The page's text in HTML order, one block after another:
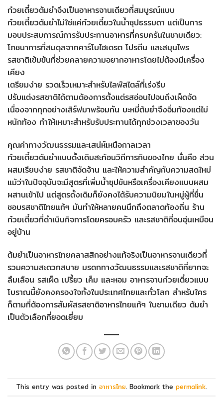
ก๋วยเตี๋ยวต้มยำจึงเป็นอาหารจานเดียวที่สมบูรณ์แบบ
ก๋วยเตี๋ยวต้มยำไม่ใช่แค่ก๋วยเตี๋ยวในน้ำซุปธรรมดา แต่เป็นการ
มอบประสบการณ์การรับประทานอาหารที่ครบครันในชามเดียว:
โภชนาการที่สมดุลจากคาร์โบไฮเดรต โปรตีน และสมุนไพร
รสชาติเข้มข้นที่ช่วยคลายความอยากอาหารโดยไม่ต้องมีเครื่อง
เคียง
เตรียมง่าย รวดเร็วเหมาะสำหรับไลฟ์สไตล์ที่เร่งรีบ
ปรับแต่งรสชาติได้ตามต้องการตั้งแต่รสอ่อนไปจนถึงเผ็ดจัด
เนื่องจากทุกอย่างเสิร์ฟมาพร้อมกัน บะหมี่ต้มยำจึงอิ่มท้องแต่ไม่
หนักท้อง ทำให้เหมาะสำหรับรับประทานได้ทุกช่วงเวลาของวัน
คุณค่าทางวัฒนธรรมและเสน่ห์เหนือกาลเวลา
ก๋วยเตี๋ยวต้มยำแบบดั้งเดิมสะท้อนวิถีการกินของไทย นั่นคือ ส่วน
ผสมเรียบง่าย รสชาติจัดจ้าน และให้ความสำคัญกับความสดใหม่
แม้ว่าในปัจจุบันจะมีสูตรที่เพิ่มน้ำซุปข้นหรือเครื่องเคียงแบบผสม
ผสานเข้าไป แต่สูตรดั้งเดิมก็ยังคงได้รับความนิยมในหมู่ผู้ที่ชื่น
ชอบรสชาติไทยแท้ๆ มันทำให้หลายคนนึกถึงตลาดท้องถิ่น ร้าน
ก๋วยเตี๋ยวที่ดำเนินกิจการโดยครอบครัว และรสชาติที่อบอุ่นเหมือน
อยู่บ้าน
ต้มยำเป็นอาหารไทยคลาสสิกอย่างแท้จริงเป็นอาหารจานเดียวที่
รวมความสะดวกสบาย มรดกทางวัฒนธรรมและรสชาติที่ยากจะ
ลืมเลือน รสเผ็ด เปรี้ยว เค็ม และหอม อาหารจานก๋วยเตี๋ยวแบบ
โบราณนี้ยังคงครองใจทั้งในประเทศไทยและทั่วโลก สำหรับใคร
ก็ตามที่ต้องการสัมผัสรสชาติอาหารไทยแท้ๆ ในชามเดียว ต้มยำ
เป็นตัวเลือกที่ยอดเยี่ยม
This entry was posted in อาหารไทย. Bookmark the permalink.